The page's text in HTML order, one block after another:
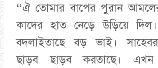
​“ঐ তোমার বাপের পুরান
কাদের হাত নেড়ে উড়িয়ে
বদলাইতাছে বড় ভাই।
ছাড়ব ছাড়ব করতাছে। এখন